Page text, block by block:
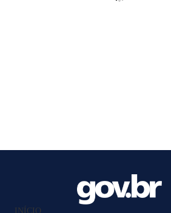
INÍCIO